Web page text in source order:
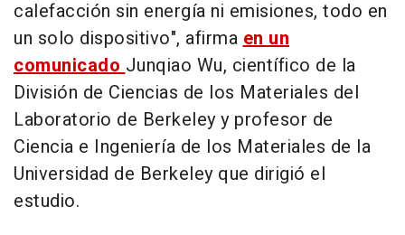
calefacción sin energía ni emisiones, todo en
un solo dispositivo", afirma en un
comunicado Junqiao Wu, científico de la
División de Ciencias de los Materiales del
Laboratorio de Berkeley y profesor de
Ciencia e Ingeniería de los Materiales de la
Universidad de Berkeley que dirigió el
estudio.